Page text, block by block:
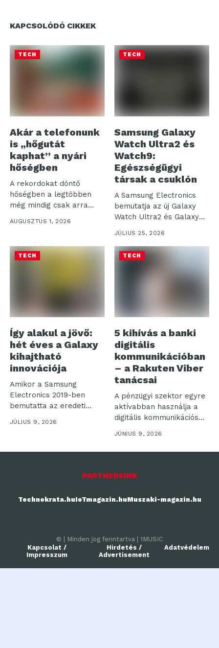
KAPCSOLÓDÓ CIKKEK
TECH
Akár a telefonunk
is „hőgutát
kaphat” a nyári
hőségben
A rekordokat döntő
hőségben a legtöbben
még mindig csak arra
AUGUSZTUS 1, 2026
TECH
Samsung Galaxy
Watch Ultra2 és
Watch9:
Egészségügyi
társak a csuklón
A Samsung Electronics
bemutatja az új Galaxy
Watch Ultra2 és Galaxy
Watch9...
JÚLIUS 25, 2026
TECH
Így alakul a jövő:
hét éves a Galaxy
kihajtható
innovációja
Amikor a Samsung
Electronics 2019-ben
bemutatta az eredeti
Galaxy Foldot, nem
csupán...
JÚLIUS 9, 2026
TECH
5 kihívás a banki
digitális
kommunikációban
– a Rakuten Viber
tanácsai
A pénzügyi szektor egyre
aktívabban használja a
digitális kommunikációs
csatornákat: a Rakuten...
JÚNIUS 9, 2026
PARTNEREINK
Technokrata.huIoTmagazin.huMuszaki-magazin.hu
© | Minden jog fenntartva | 1MUSIC
Kapcsolat /
Impresszum
Hirdetés /
Advertisement
Adatvédelem